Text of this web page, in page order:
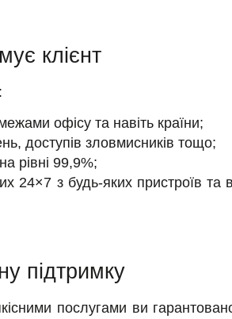
клієнт
офісу та навіть країни;
доступів зловмисників тощо;
рівні 99,9%;
з будь-яких пристроїв та
підтримку
послугами ви